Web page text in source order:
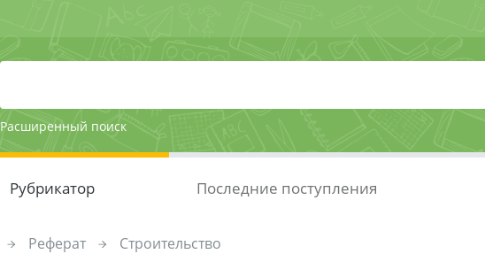
Расширенный поиск
Рубрикатор Последние поступления
Реферат Строительство